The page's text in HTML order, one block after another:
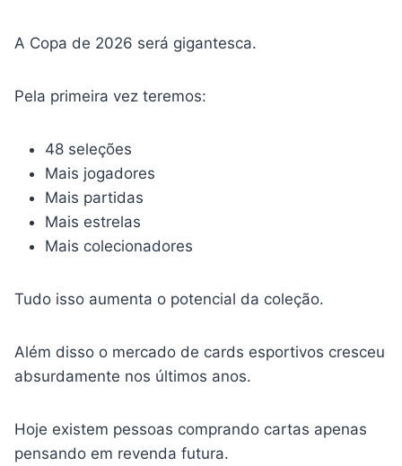
A Copa de 2026 será gigantesca.
Pela primeira vez teremos:
48 seleções
Mais jogadores
Mais partidas
Mais estrelas
Mais colecionadores
Tudo isso aumenta o potencial da coleção.
Além disso o mercado de cards esportivos cresceu
absurdamente nos últimos anos.
Hoje existem pessoas comprando cartas apenas
pensando em revenda futura.